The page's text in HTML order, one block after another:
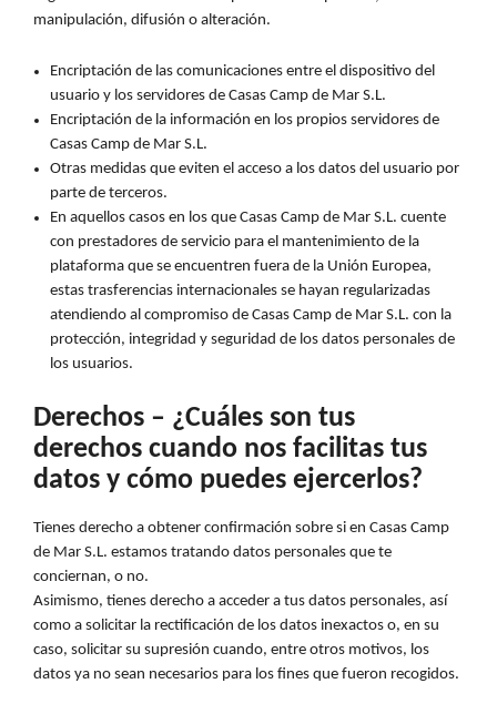
manipulación, difusión o alteración.
Encriptación de las comunicaciones entre el dispositivo del
usuario y los servidores de Casas Camp de Mar S.L.
Encriptación de la información en los propios servidores de
Casas Camp de Mar S.L.
Otras medidas que eviten el acceso a los datos del usuario por
parte de terceros.
En aquellos casos en los que Casas Camp de Mar S.L. cuente
con prestadores de servicio para el mantenimiento de la
plataforma que se encuentren fuera de la Unión Europea,
estas trasferencias internacionales se hayan regularizadas
atendiendo al compromiso de Casas Camp de Mar S.L. con la
protección, integridad y seguridad de los datos personales de
los usuarios.
Derechos – ¿Cuáles son tus
derechos cuando nos facilitas tus
datos y cómo puedes ejercerlos?
Tienes derecho a obtener confirmación sobre si en Casas Camp
de Mar S.L. estamos tratando datos personales que te
conciernan, o no.
Asimismo, tienes derecho a acceder a tus datos personales, así
como a solicitar la rectificación de los datos inexactos o, en su
caso, solicitar su supresión cuando, entre otros motivos, los
datos ya no sean necesarios para los fines que fueron recogidos.